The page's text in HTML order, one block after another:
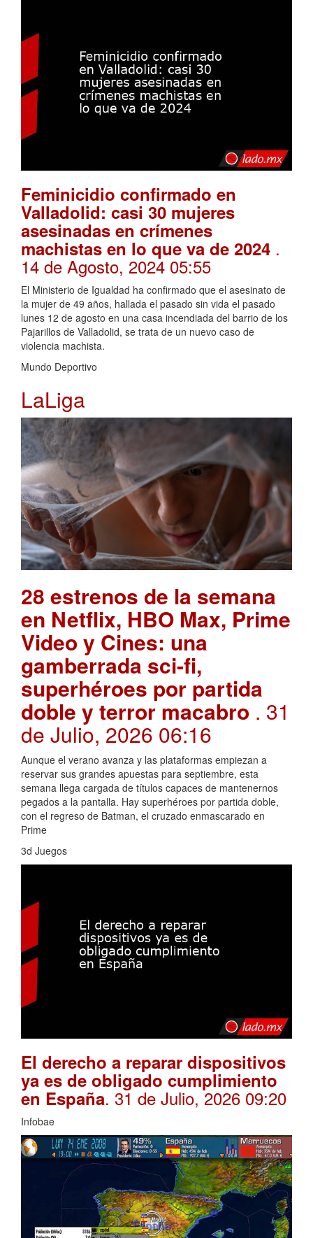
Feminicidio confirmado en
Valladolid: casi 30 mujeres
asesinadas en crímenes
machistas en lo que va de 2024 .
14 de Agosto, 2024 05:55
El Ministerio de Igualdad ha confirmado que el asesinato de
la mujer de 49 años, hallada el pasado sin vida el pasado
lunes 12 de agosto en una casa incendiada del barrio de los
Pajarillos de Valladolid, se trata de un nuevo caso de
violencia machista.
Mundo Deportivo
LaLiga
28 estrenos de la semana
en Netflix, HBO Max, Prime
Video y Cines: una
gamberrada sci-fi,
superhéroes por partida
doble y terror macabro . 31
de Julio, 2026 06:16
Aunque el verano avanza y las plataformas empiezan a
reservar sus grandes apuestas para septiembre, esta
semana llega cargada de títulos capaces de mantenernos
pegados a la pantalla. Hay superhéroes por partida doble,
con el regreso de Batman, el cruzado enmascarado en
Prime
3d Juegos
El derecho a reparar dispositivos
ya es de obligado cumplimiento
en España. 31 de Julio, 2026 09:20
Infobae